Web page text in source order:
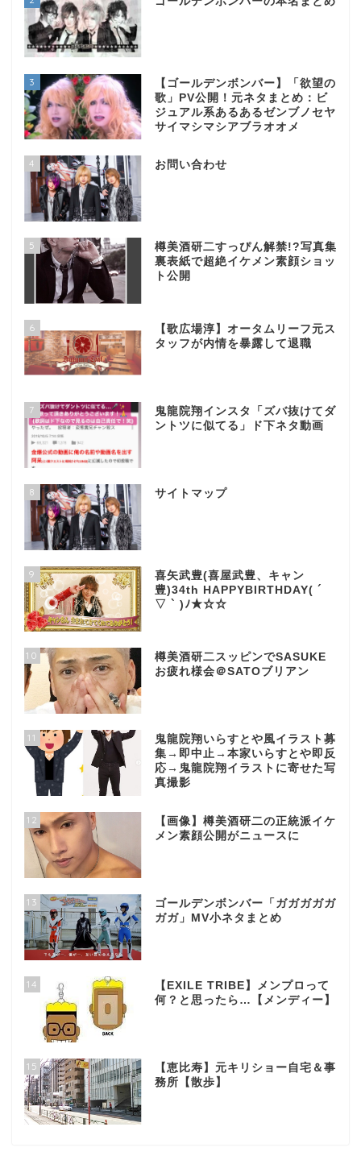
3
【ゴールデンボンバー】「欲望の
歌」PV公開！元ネタまとめ：ビ
ジュアル系あるあるゼンブノセヤ
サイマシマシアブラオオメ
4 お問い合わせ
5
樽美酒研二すっぴん解禁!?写真集
裏表紙で超絶イケメン素顔ショッ
ト公開
6
【歌広場淳】オータムリーフ元ス
タッフが内情を暴露して退職
7
鬼龍院翔インスタ「ズバ抜けてダ
ントツに似てる」ド下ネタ動画
8 サイトマップ
9
喜矢武豊(喜屋武豊、キャン
豊)34th HAPPYBIRTHDAY( ´
▽ ` )ﾉ★☆☆
10
樽美酒研二スッピンでSASUKE
お疲れ様会＠SATOブリアン
11
鬼龍院翔いらすとや風イラスト募
集→即中止→本家いらすとや即反
応→鬼龍院翔イラストに寄せた写
真撮影
12
【画像】樽美酒研二の正統派イケ
メン素顔公開がニュースに
13
ゴールデンボンバー「ガガガガガ
ガガ」MV小ネタまとめ
14
【EXILE TRIBE】メンプロって
何？と思ったら…【メンディー】
15
【恵比寿】元キリショー自宅＆事
務所【散歩】